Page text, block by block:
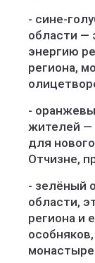
- сине-
области —
энергию
региона,
-
жителей —
для
Отчизне,
- зелёный
области,
региона и